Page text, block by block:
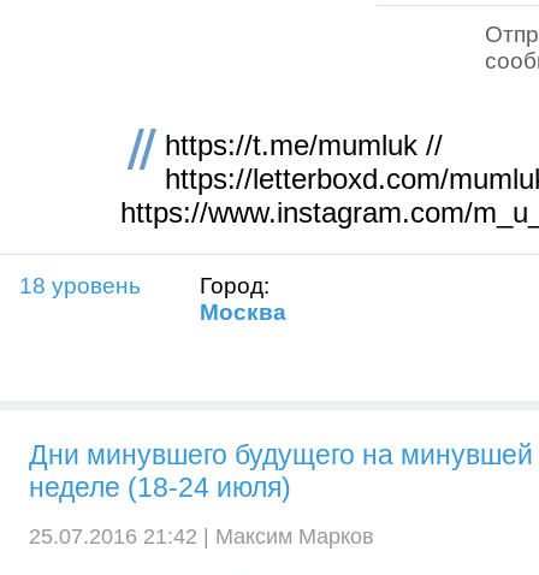
https://t.me/mumluk //
https://letterboxd.com/
https://www.instagram.com/
18 уровень
Город:
Москва
Дни минувшего будущего на минувшей
неделе (18-24 июля)
25.07.2016 21:42 | Максим Марков